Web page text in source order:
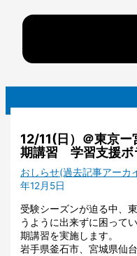
12/11(日）＠東京
期講習 学習支援ボ
おしらせ(過去記事アーカ
年12月5日
受験シーズンが迫る中、
うように出来ずに困って
期講習を実施します。
岩手県釜石市、宮城県仙